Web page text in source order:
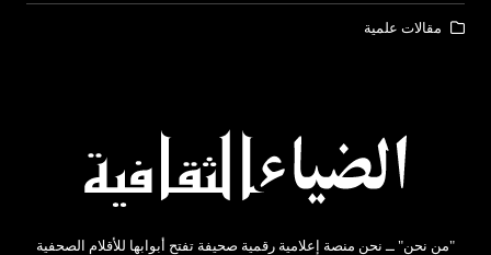
مقالات علمية
"من نحن" ــ نحن منصة إعلامية رقمية صحيفة تفتح أبوابها للأقلام الصحفية